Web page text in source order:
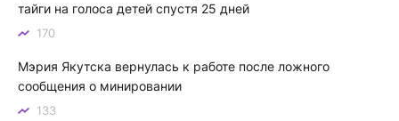
тайги на голоса детей спустя 25 дней
170
Мэрия Якутска вернулась к работе после ложного
сообщения о минировании
133